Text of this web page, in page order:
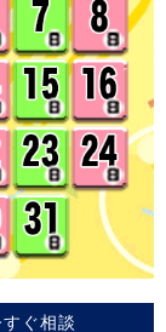
ぐ相談